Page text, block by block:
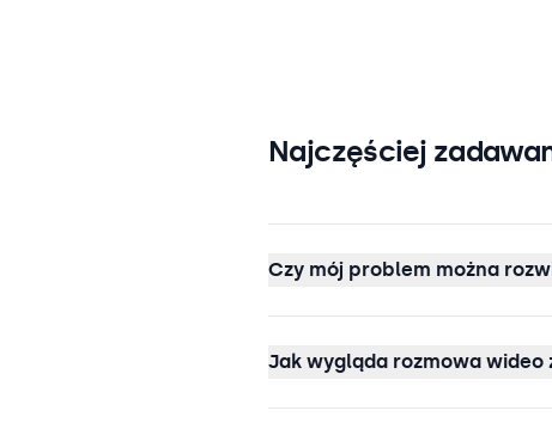
Najczęściej
Czy mój problem można
Jak wygląda rozmowa wideo